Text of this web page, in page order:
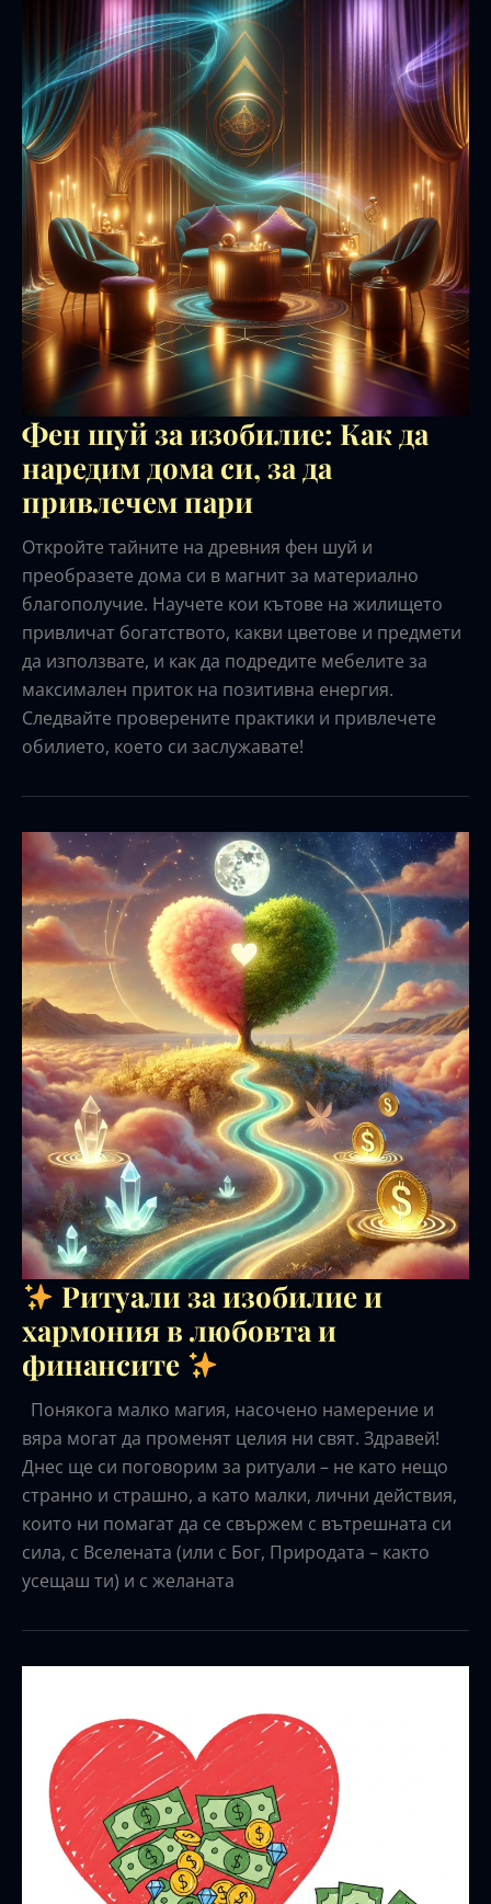
Фен шуй за изобилие: Как да
наредим дома си, за да
привлечем пари
Откройте тайните на древния фен шуй и
преобразете дома си в магнит за материално
благополучие. Научете кои кътове на жилището
привличат богатството, какви цветове и предмети
да използвате, и как да подредите мебелите за
максимален приток на позитивна енергия.
Следвайте проверените практики и привлечете
обилието, което си заслужавате!
Ритуали за изобилие и
хармония в любовта и
финансите
Понякога малко магия, насочено намерение и
вяра могат да променят целия ни свят. Здравей!
Днес ще си поговорим за ритуали – не като нещо
странно и страшно, а като малки, лични действия,
които ни помагат да се свържем с вътрешната си
сила, с Вселената (или с Бог, Природата – както
усещаш ти) и с желаната